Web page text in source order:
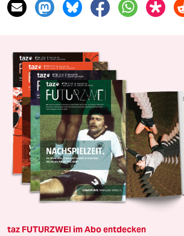
taz FUTURZWEI im Abo entdecken